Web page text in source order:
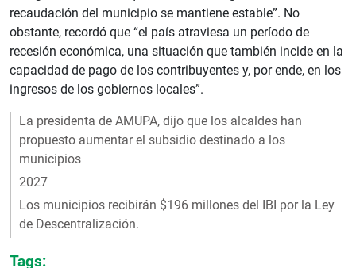
recaudación del municipio se mantiene estable”. No
obstante, recordó que “el país atraviesa un período de
recesión económica, una situación que también incide en la
capacidad de pago de los contribuyentes y, por ende, en los
ingresos de los gobiernos locales”.
La presidenta de AMUPA, dijo que los alcaldes han
propuesto aumentar el subsidio destinado a los
municipios
2027
Los municipios recibirán $196 millones del IBI por la Ley
de Descentralización.
Tags: